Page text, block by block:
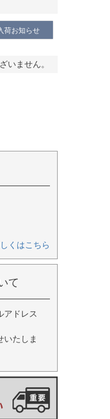
荷お知らせ
いません。
くはこちら
て
アドレス
いたしま